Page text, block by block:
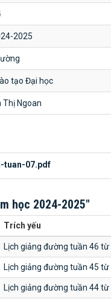
2025
tạo Đại học
Thị Ngoan
tuan-07.pdf
học 2024-2025"
Trích yếu
Lịch giảng đường tuần 46
Lịch giảng đường tuần 45
Lịch giảng đường tuần 44